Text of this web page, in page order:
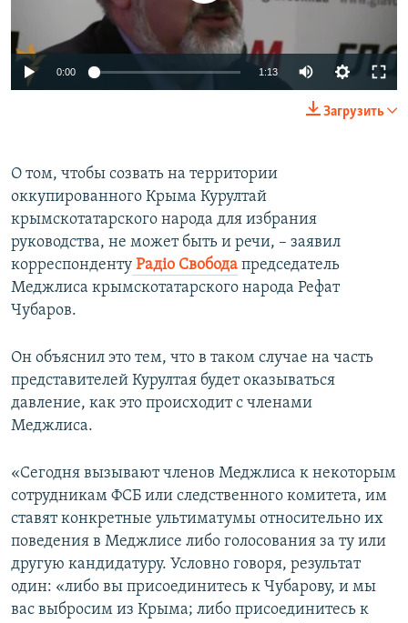
ПОБЕДИТЕЛЕЙ НЕ СУДЯТ?
КРЫМ.НЕПОКОРЕННЫЙ
ПРИСОЕДИНЯЙТЕСЬ!
0:00 1:13
Загрузить
О том, чтобы созвать на территории
оккупированного Крыма Курултай
крымскотатарского народа для избрания
руководства, не может быть и речи, – заявил
корреспонденту Радіо Свобода председатель
Меджлиса крымскотатарского народа Рефат
Чубаров.
Он объяснил это тем, что в таком случае на часть
представителей Курултая будет оказываться
давление, как это происходит с членами
Меджлиса.
«Сегодня вызывают членов Меджлиса к некоторым
сотрудникам ФСБ или следственного комитета, им
ставят конкретные ультиматумы относительно их
поведения в Меджлисе либо голосования за ту или
другую кандидатуру. Условно говоря, результат
один: «либо вы присоединитесь к Чубарову, и мы
вас выбросим из Крыма; либо присоединитесь к